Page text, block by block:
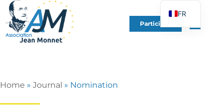
Participer
Home » Journal » Nomination
FR
EN